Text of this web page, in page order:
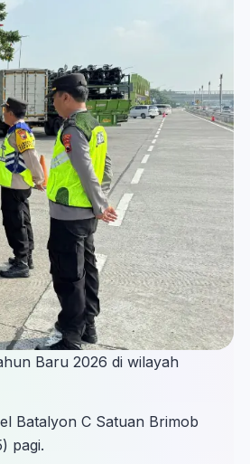
Baru 2026 di wilayah
Batalyon C Satuan Brimob
pagi.